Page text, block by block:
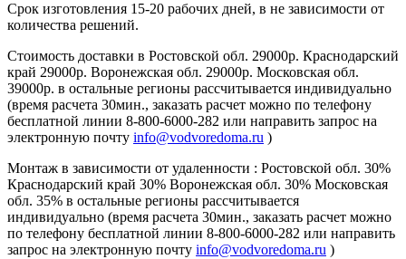
Срок изготовления 15-20 рабочих дней, в не зависимости от
количества решений.
Стоимость доставки в Ростовской обл. 29000р. Краснодарский
край 29000р. Воронежская обл. 29000р. Московская обл.
39000р. в остальные регионы рассчитывается индивидуально
(время расчета 30мин., заказать расчет можно по телефону
бесплатной линии 8-800-6000-282 или направить запрос на
электронную почту info@vodvoredoma.ru )
Монтаж в зависимости от удаленности : Ростовской обл. 30%
Краснодарский край 30% Воронежская обл. 30% Московская
обл. 35% в остальные регионы рассчитывается
индивидуально (время расчета 30мин., заказать расчет можно
по телефону бесплатной линии 8-800-6000-282 или направить
запрос на электронную почту info@vodvoredoma.ru )